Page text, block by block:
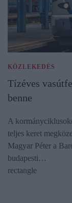
KÖZLEKEDÉS
Tízéves
benne
A
teljes keret
Magyar Péter a
budapesti…
rectangle